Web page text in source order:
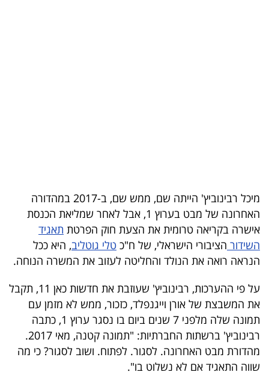
5
המילון
הכלכלי
פודקאסט
40
UNDER
40
מיכל רבינוביץ' הייתה שם, ממש שם, ב-2017 במהדורה
האחרונה של מבט בערוץ 1, אבל לאחר שמליאת הכנסת
אישרה בקריאה טרומית את הצעת חוק הפרטת תאגיד
השידור הציבורי הישראלי, של ח"כ טלי גוטליב, היא ככל
הנראה רואה את הנולד והחליטה לעזוב את המשרה הנוחה.
על פי ההערכות, רבינוביץ' שעוזבת את חדשות כאן 11, תקבל
את המשבצת של אורן וייגנפלד, כזכור, ממש לא מזמן עם
תמונה שלה מלפני 7 שנים ביום בו נסגר ערוץ 1, כתבה
רבינוביץ' ברשתות החברתיות: "תמונה קטנה, מאי 2017.
מהדורת מבט האחרונה. לסגור. לפתוח. ושוב לסגור? כי מה
שווה התאגיד אם לא נשלוט בו".